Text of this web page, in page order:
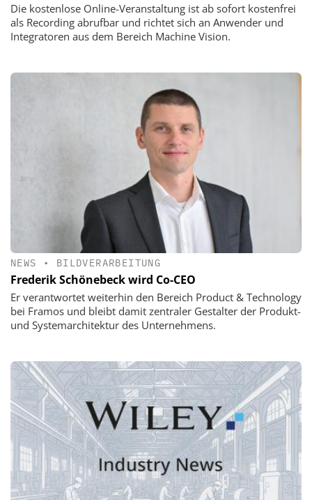
Die kostenlose Online-Veranstaltung ist ab sofort kostenfrei
als Recording abrufbar und richtet sich an Anwender und
Integratoren aus dem Bereich Machine Vision.
NEWS • BILDVERARBEITUNG
Frederik Schönebeck wird Co-CEO
Er verantwortet weiterhin den Bereich Product & Technology
bei Framos und bleibt damit zentraler Gestalter der Produkt-
und Systemarchitektur des Unternehmens.